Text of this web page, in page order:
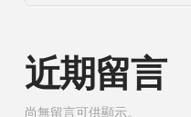
近期留言
尚無留言可供顯示。